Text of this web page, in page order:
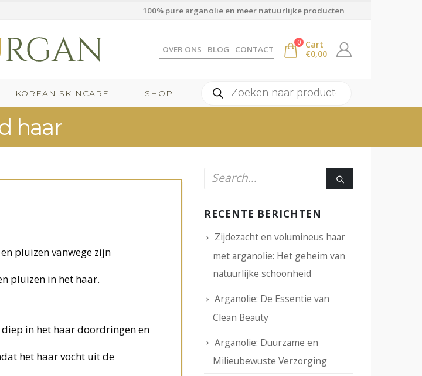
100% pure arganolie en meer natuurlijke producten
OVER ONS BLOG CONTACT
0
Cart
€0,00
KOREAN SKINCARE SHOP
Producten
zoeken
haar
pluizen vanwege zijn
pluizen in het haar.
in het haar doordringen en
het haar vocht uit de
RECENTE BERICHTEN
Zijdezacht en volumineus haar
met arganolie: Het geheim van
natuurlijke schoonheid
Arganolie: De Essentie van
Clean Beauty
Arganolie: Duurzame en
Milieubewuste Verzorging